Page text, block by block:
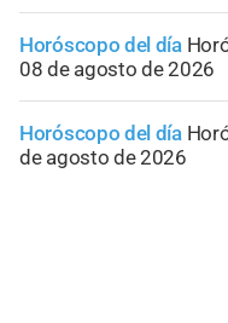
Horóscopo del día
08 de agosto de 2026
Horóscopo del día
de agosto de 2026